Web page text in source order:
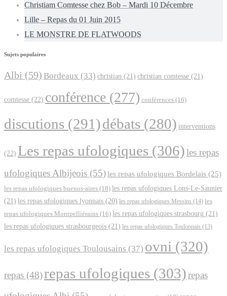
Christiam Comtesse chez Bob – Mardi 10 Décembre
Lille – Repas du 01 Juin 2015
LE MONSTRE DE FLATWOODS
Sujets populaires
Albi (59) Bordeaux (33) christian (21) christian comtesse (21)
comtesse (22) conférence (277) conférences (16)
discutions (291)débats (280) interventions
(22) Les repas ufologiques (306)les repas
ufologiques Albijeois (55)les repas ufologiques Bordelais (25)
les repas ufologiques buenos-aires (18) les repas ufologiques Lons-Le-Saunier
(21) les repas ufologiques lyonnais (20) les repas ufologiques Messins (14) les
repas ufologiques Montpelliérains (16) les repas ufologiques strasbourg (21)
les repas ufologiques strasbourgeois (21) les repas ufologiques Toulonnais (13)
les repas ufologiques Toulousains (37) ovni (320)
repas (48)repas ufologiques (303)repas